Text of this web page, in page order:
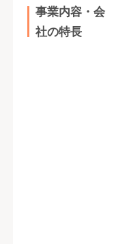
事業内容・会
社の特長